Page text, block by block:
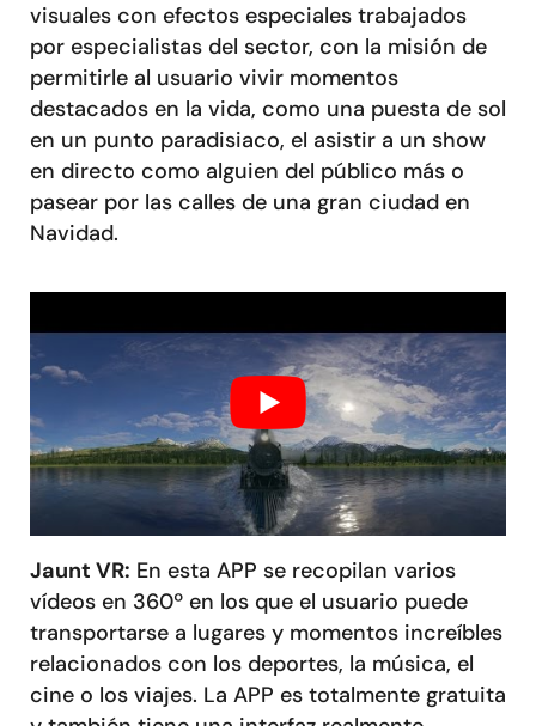
visuales con efectos especiales trabajados
por especialistas del sector, con la misión de
permitirle al usuario vivir momentos
destacados en la vida, como una puesta de sol
en un punto paradisiaco, el asistir a un show
en directo como alguien del público más o
pasear por las calles de una gran ciudad en
Navidad.
Jaunt VR: En esta APP se recopilan varios
vídeos en 360º en los que el usuario puede
transportarse a lugares y momentos increíbles
relacionados con los deportes, la música, el
cine o los viajes. La APP es totalmente gratuita